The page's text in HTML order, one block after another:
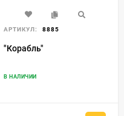
АРТИКУЛ: 8885
"Корабль"
В НАЛИЧИИ